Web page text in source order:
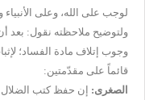
لوجب على الله، وعلى الأنبياء
ولتوضيح ملاحظته نقول: بعد
وجوب إتلاف مادة الفساد؛
قائماً على مقدّمتين:
الصغرى: إن حفظ كتب الضلال